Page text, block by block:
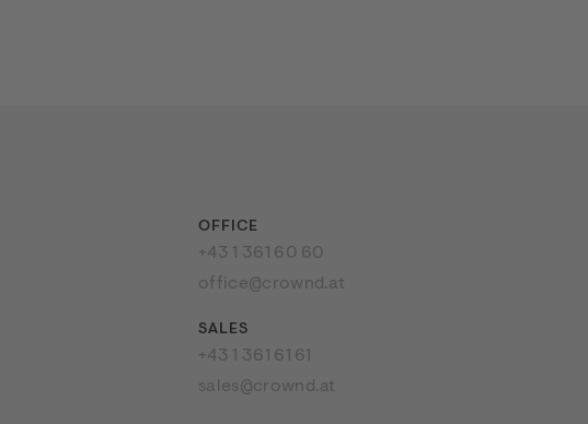
Kontakt
OFFICE
+43 1 361 60 60
office@crownd.at
SALES
+43 1 361 61 61
sales@crownd.at